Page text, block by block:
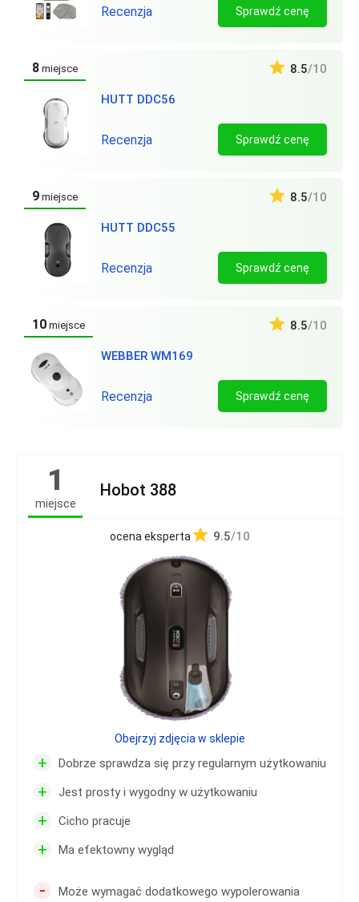
Recenzja Sprawdź cenę
8 miejsce
HUTT DDC56
8.5/10
Recenzja Sprawdź cenę
9 miejsce
HUTT DDC55
8.5/10
Recenzja Sprawdź cenę
10 miejsce
WEBBER WM169
8.5/10
Recenzja Sprawdź cenę
1
miejsce
Hobot 388
ocena eksperta 9.5/10
+ Dobrze sprawdza się przy regularnym użytkowaniu
+ Jest prosty i wygodny w użytkowaniu
+ Cicho pracuje
+ Ma efektowny wygląd
-
Może wymagać dodatkowego wypolerowania
Obejrzyj zdjęcia w sklepie